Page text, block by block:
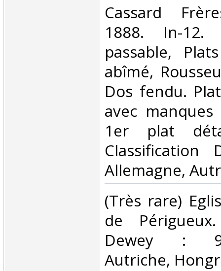
‎Cassard
1888. In-12.
passable,
abîmé,
Dos fendu.
avec
1er plat
Classification
Allemagne,
‎(Très rare)
de
Dewey :
Autriche,